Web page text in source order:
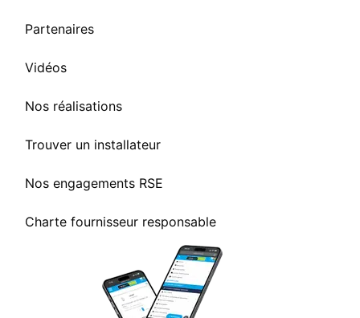
Partenaires
Vidéos
Nos réalisations
Trouver un installateur
Nos engagements RSE
Charte fournisseur responsable